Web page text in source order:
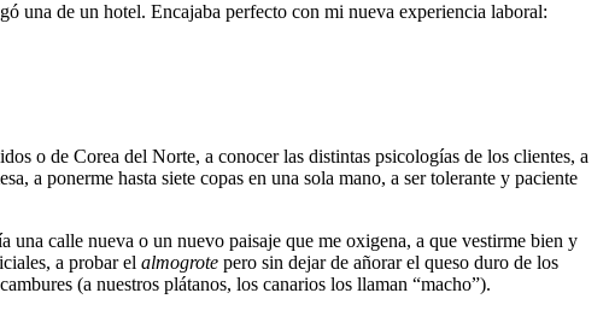
una de un hotel. Encajaba perfecto con mi nueva experiencia laboral:
o de Corea del Norte, a conocer las distintas psicologías de los clientes, a
a ponerme hasta siete copas en una sola mano, a ser tolerante y paciente
una calle nueva o un nuevo paisaje que me oxigena, a que vestirme bien y
a probar el almogrote pero sin dejar de añorar el queso duro de los
(a nuestros plátanos, los canarios los llaman “macho”).